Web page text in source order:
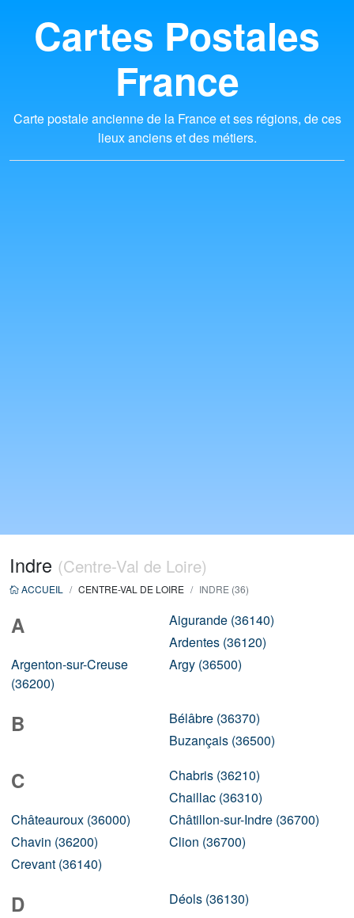
Cartes Postales
France
Carte postale ancienne de la France et ses régions, de ces
lieux anciens et des métiers.
Indre (Centre-Val de Loire)
ACCUEIL CENTRE-VAL DE LOIRE INDRE (36)
A
Aigurande (36140)
Ardentes (36120)
Argenton-sur-Creuse
(36200)
Argy (36500)
B
Bélâbre (36370)
Buzançais (36500)
C
Chabris (36210)
Chaillac (36310)
Châteauroux (36000)
Châtillon-sur-Indre (36700)
Chavin (36200)
Clion (36700)
Crevant (36140)
D Déols (36130)